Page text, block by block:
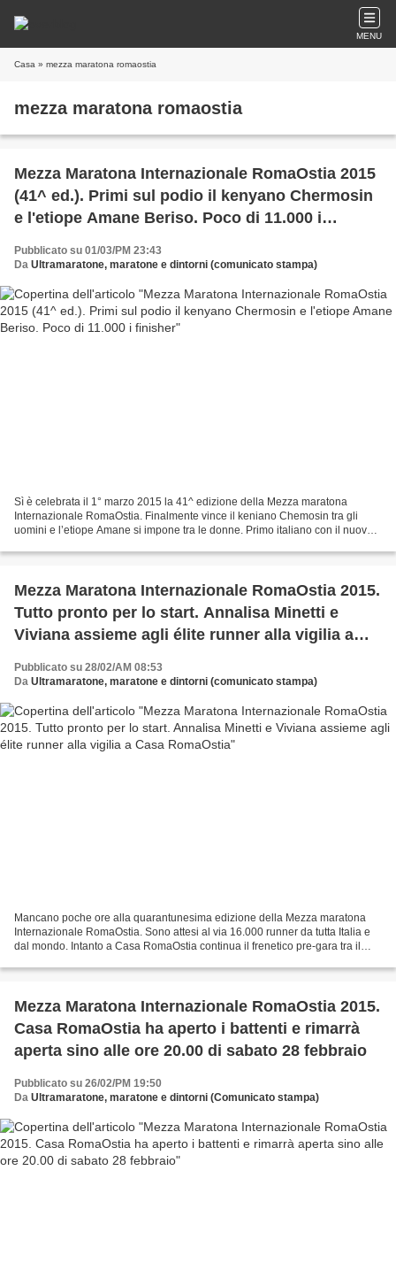
MENU
Casa » mezza maratona romaostia
mezza maratona romaostia
Mezza Maratona Internazionale RomaOstia 2015
(41^ ed.). Primi sul podio il kenyano Chermosin
e l'etiope Amane Beriso. Poco di 11.000 i
Pubblicato su 01/03/PM 23:43
Da Ultramaratone, maratone e dintorni (comunicato stampa)
Sì è celebrata il 1° marzo 2015 la 41^ edizione della Mezza maratona
Internazionale RomaOstia. Finalmente vince il keniano Chemosin tra gli
uomini e l’etiope Amane si impone tra le donne. Primo italiano con il nuovo
Mezza Maratona Internazionale RomaOstia 2015.
Tutto pronto per lo start. Annalisa Minetti e
Viviana assieme agli élite runner alla vigilia a
Pubblicato su 28/02/AM 08:53
Da Ultramaratone, maratone e dintorni (comunicato stampa)
Mancano poche ore alla quarantunesima edizione della Mezza maratona
Internazionale RomaOstia. Sono attesi al via 16.000 runner da tutta Italia e
dal mondo. Intanto a Casa RomaOstia continua il frenetico pre-gara tra il
Mezza Maratona Internazionale RomaOstia 2015.
Casa RomaOstia ha aperto i battenti e rimarrà
aperta sino alle ore 20.00 di sabato 28 febbraio
Pubblicato su 26/02/PM 19:50
Da Ultramaratone, maratone e dintorni (Comunicato stampa)